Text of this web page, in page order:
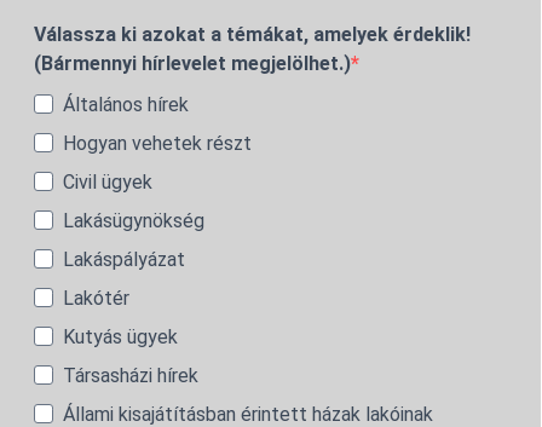
Válassza ki azokat a témákat, amelyek érdeklik!
(Bármennyi hírlevelet megjelölhet.)
Általános hírek
Hogyan vehetek részt
Civil ügyek
Lakásügynökség
Lakáspályázat
Lakótér
Kutyás ügyek
Társasházi hírek
Állami kisajátításban érintett házak lakóinak